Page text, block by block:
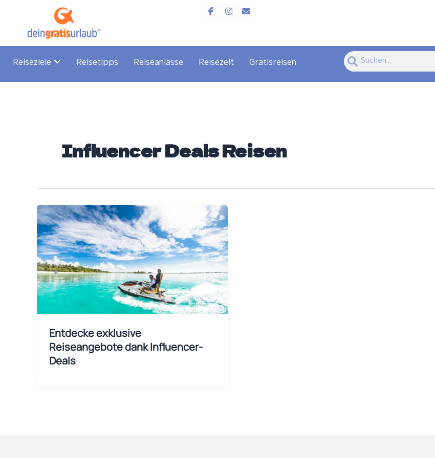
springen
Reiseziele Reisetipps Reiseanlässe Reisezeit Gratisreisen
SucheSuche
Influencer Deals Reisen
Entdecke exklusive
Reiseangebote dank Influencer-
Deals